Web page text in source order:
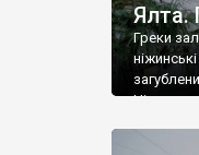
Ялта.
Греки
Ніжин